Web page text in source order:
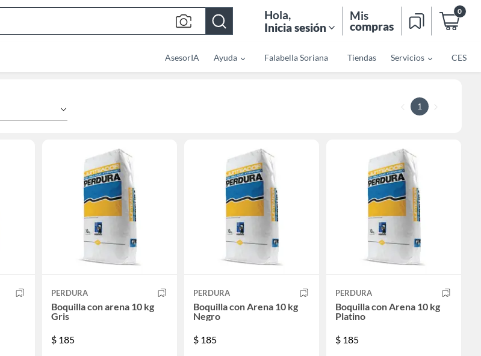
Bar
Hola,
Inicia sesión
Mis
compras
0
AsesorIA Ayuda Falabella Soriana Tiendas Servicios CES
1
PERDURA
Boquilla con arena 10 kg
Gris
$ 185
PERDURA
Boquilla con Arena 10 kg
Negro
$ 185
PERDURA
Boquilla con Arena 10 kg
Platino
$ 185